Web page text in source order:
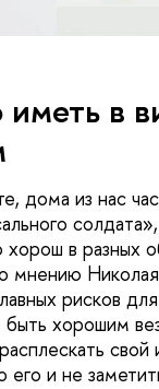
в
дома из нас
в разных
мнению
рисков
быть хорошим
свой
его и не